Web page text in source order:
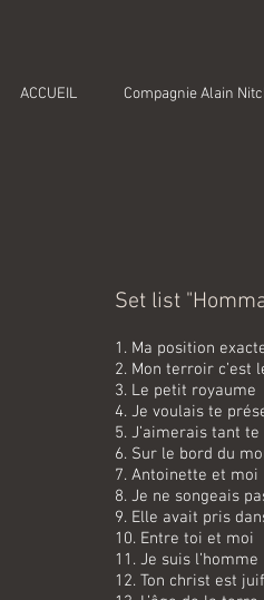
ACCUEIL Compagnie Alain
Set list
1. Ma position
2. Mon terroir c’est
3. Le petit royaume
4. Je voulais te
5. J’aimerais tant
6. Sur le bord du
7. Antoinette et moi
8. Je ne songeais
9. Elle avait pris
10. Entre toi et moi
11. Je suis l’homme
12. Ton christ est juif